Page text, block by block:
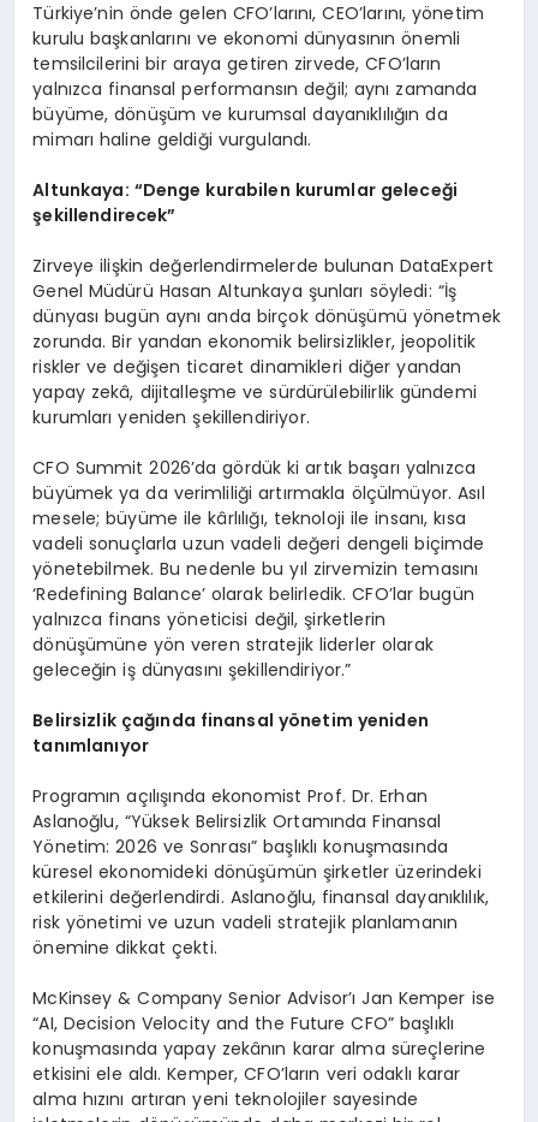
Türkiye’nin önde gelen CFO’larını, CEO’larını, yönetim
kurulu başkanlarını ve ekonomi dünyasının önemli
temsilcilerini bir araya getiren zirvede, CFO’ların
yalnızca finansal performansın değil; aynı zamanda
büyüme, dönüşüm ve kurumsal dayanıklılığın da
mimarı haline geldiği vurgulandı.
Altunkaya: “Denge kurabilen kurumlar geleceği
şekillendirecek”
Zirveye ilişkin değerlendirmelerde bulunan DataExpert
Genel Müdürü Hasan Altunkaya şunları söyledi: “İş
dünyası bugün aynı anda birçok dönüşümü yönetmek
zorunda. Bir yandan ekonomik belirsizlikler, jeopolitik
riskler ve değişen ticaret dinamikleri diğer yandan
yapay zekâ, dijitalleşme ve sürdürülebilirlik gündemi
kurumları yeniden şekillendiriyor.
CFO Summit 2026’da gördük ki artık başarı yalnızca
büyümek ya da verimliliği artırmakla ölçülmüyor. Asıl
mesele; büyüme ile kârlılığı, teknoloji ile insanı, kısa
vadeli sonuçlarla uzun vadeli değeri dengeli biçimde
yönetebilmek. Bu nedenle bu yıl zirvemizin temasını
‘Redefining Balance’ olarak belirledik. CFO’lar bugün
yalnızca finans yöneticisi değil, şirketlerin
dönüşümüne yön veren stratejik liderler olarak
geleceğin iş dünyasını şekillendiriyor.”
Belirsizlik çağında finansal yönetim yeniden
tanımlanıyor
Programın açılışında ekonomist Prof. Dr. Erhan
Aslanoğlu, “Yüksek Belirsizlik Ortamında Finansal
Yönetim: 2026 ve Sonrası” başlıklı konuşmasında
küresel ekonomideki dönüşümün şirketler üzerindeki
etkilerini değerlendirdi. Aslanoğlu, finansal dayanıklılık,
risk yönetimi ve uzun vadeli stratejik planlamanın
önemine dikkat çekti.
McKinsey & Company Senior Advisor’ı Jan Kemper ise
“AI, Decision Velocity and the Future CFO” başlıklı
konuşmasında yapay zekânın karar alma süreçlerine
etkisini ele aldı. Kemper, CFO’ların veri odaklı karar
alma hızını artıran yeni teknolojiler sayesinde